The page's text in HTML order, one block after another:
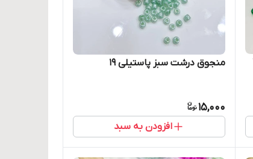
منجوق درشت سبز پاستیلی ۱۹
15,000
افزودن به سبد